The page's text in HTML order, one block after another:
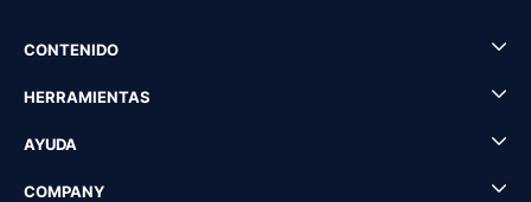
CONTENIDO
HERRAMIENTAS
AYUDA
COMPANY